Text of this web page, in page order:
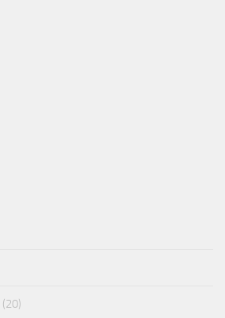
(20)